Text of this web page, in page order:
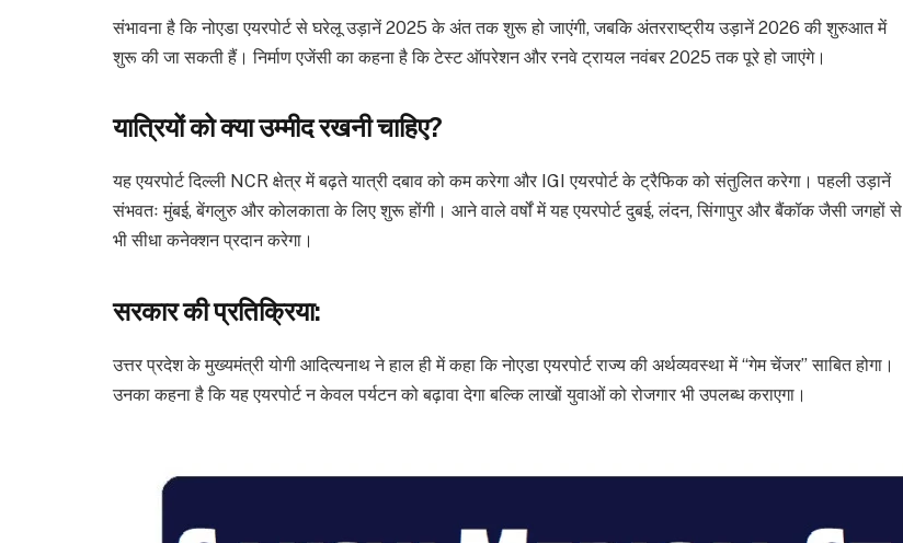
संभावना है कि नोएडा एयरपोर्ट से घरेलू उड़ानें 2025 के अंत तक शुरू हो जाएंगी, जबकि अंतरराष्ट्रीय उड़ानें 2026 की शुरुआत में
शुरू की जा सकती हैं। निर्माण एजेंसी का कहना है कि टेस्ट ऑपरेशन और रनवे ट्रायल नवंबर 2025 तक पूरे हो जाएंगे।
यात्रियों को क्या उम्मीद रखनी चाहिए?
यह एयरपोर्ट दिल्ली NCR क्षेत्र में बढ़ते यात्री दबाव को कम करेगा और IGI एयरपोर्ट के ट्रैफिक को संतुलित करेगा। पहली उड़ानें
संभवतः मुंबई, बेंगलुरु और कोलकाता के लिए शुरू होंगी। आने वाले वर्षों में यह एयरपोर्ट दुबई, लंदन, सिंगापुर और बैंकॉक जैसी जगहों से
भी सीधा कनेक्शन प्रदान करेगा।
सरकार की प्रतिक्रिया:
उत्तर प्रदेश के मुख्यमंत्री योगी आदित्यनाथ ने हाल ही में कहा कि नोएडा एयरपोर्ट राज्य की अर्थव्यवस्था में “गेम चेंजर” साबित होगा।
उनका कहना है कि यह एयरपोर्ट न केवल पर्यटन को बढ़ावा देगा बल्कि लाखों युवाओं को रोजगार भी उपलब्ध कराएगा।